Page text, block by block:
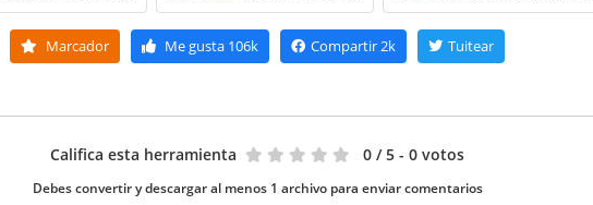
Marcador Me gusta 106k Compartir2k Tuitear
Califica esta herramienta 0 / 5 - 0 votos
Debes convertir y descargar al menos 1 archivo para enviar comentarios